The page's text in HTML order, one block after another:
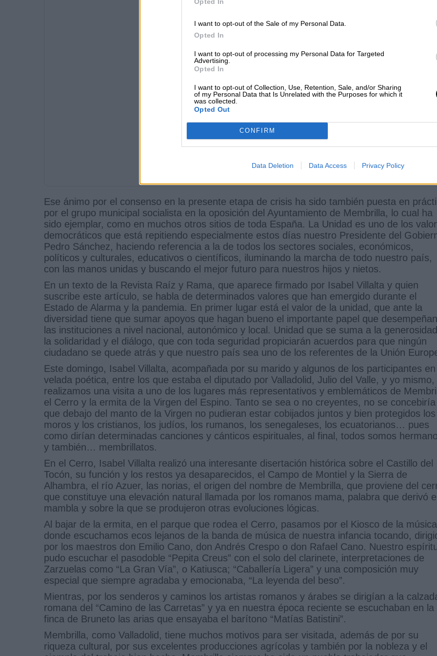
I want to opt-out of the Sale of my Personal Data.
Opted In
I want to opt-out of processing my Personal Data for Targeted
Advertising.
Opted In
I want to opt-out of Collection, Use, Retention, Sale, and/or Sharing
of my Personal Data that Is Unrelated with the Purposes for which it
was collected.
Opted Out
CONFIRM
Data Deletion Data Access Privacy Policy
Ese ánimo por el consenso en la presente etapa de crisis ha sido también puesta en
por el grupo municipal socialista en la oposición del Ayuntamiento de Membrilla, lo cual ha
sido ejemplar, como en muchos otros sitios de toda España. La Unidad es uno de los
democráticos que está repitiendo especialmente estos días nuestro Presidente del
Pedro Sánchez, haciendo referencia a la de todos los sectores sociales, económicos,
políticos y culturales, educativos o científicos, iluminando la marcha de todo nuestro país,
con las manos unidas y buscando el mejor futuro para nuestros hijos y nietos.
En un texto de la Revista Raíz y Rama, que aparece firmado por Isabel Villalta y quien
suscribe este artículo, se habla de determinados valores que han emergido durante el
Estado de Alarma y la pandemia. En primer lugar está el valor de la unidad, que ante la
diversidad tiene que sumar apoyos que hagan bueno el importante papel que desempeñan
las instituciones a nivel nacional, autonómico y local. Unidad que se suma a la
la solidaridad y el diálogo, que con toda seguridad propiciarán acuerdos para que ningún
ciudadano se quede atrás y que nuestro país sea uno de los referentes de la Unión
Este domingo, Isabel Villalta, acompañada por su marido y algunos de los participantes
velada poética, entre los que estaba el diputado por Valladolid, Julio del Valle, y yo mismo,
realizamos una visita a uno de los lugares más representativos y emblemáticos de
el Cerro y la ermita de la Virgen del Espino. Tanto se sea o no creyentes, no se concebiría
que debajo del manto de la Virgen no pudieran estar cobijados juntos y bien protegidos los
moros y los cristianos, los judíos, los rumanos, los senegaleses, los ecuatorianos… pues
como dirían determinadas canciones y cánticos espirituales, al final, todos somos
y también… membrillatos.
En el Cerro, Isabel Villalta realizó una interesante disertación histórica sobre el Castillo del
Tocón, su función y los restos ya desaparecidos, el Campo de Montiel y la Sierra de
Alhambra, el río Azuer, las norias, el origen del nombre de Membrilla, que proviene del
que constituye una elevación natural llamada por los romanos mama, palabra que derivó
mambla y sobre la que se produjeron otras evoluciones lógicas.
Al bajar de la ermita, en el parque que rodea el Cerro, pasamos por el Kiosco de la música
donde escuchamos ecos lejanos de la banda de música de nuestra infancia tocando,
por los maestros don Emilio Cano, don Andrés Crespo o don Rafael Cano. Nuestro
pudo escuchar el pasodoble “Pepita Creus” con el solo del clarinete, interpretaciones de
Zarzuelas como “La Gran Vía”, o Katiusca; “Caballería Ligera” y una composición muy
especial que siempre agradaba y emocionaba, “La leyenda del beso”.
Mientras, por los senderos y caminos los artistas romanos y árabes se dirigían a la
romana del “Camino de las Carretas” y ya en nuestra época reciente se escuchaban en la
finca de Bruneto las arias que ensayaba el barítono “Matías Batistini”.
Membrilla, como Valladolid, tiene muchos motivos para ser visitada, además de por su
riqueza cultural, por sus excelentes producciones agrícolas y también por la nobleza y el